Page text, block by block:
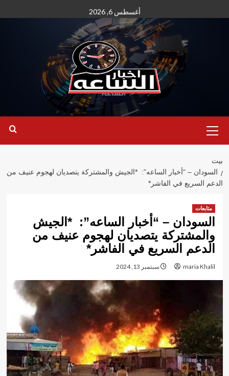
إلى
أغسطس 6, 2026
الأساسية
بيت
السودان – “أخبار الساعه”: *الجيش والمشتركة يتصديان لهجوم عنيف من
الدعم السريع في الفاشر*
متابعات
السودان – “أخبار الساعه”: *الجيش
والمشتركة يتصديان لهجوم عنيف من
الدعم السريع في الفاشر*
maria Khalil سبتمبر 13, 2024